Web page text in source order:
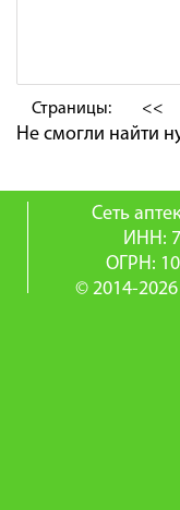
Страницы: <<
Не смогли найти
Сеть
ИНН:
ОГРН:
© 2014-